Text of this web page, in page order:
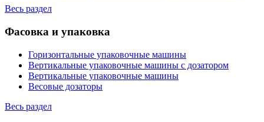
Весь раздел
Фасовка и упаковка
Горизонтальные упаковочные машины
Вертикальные упаковочные машины с дозатором
Вертикальные упаковочные машины
Весовые дозаторы
Весь раздел